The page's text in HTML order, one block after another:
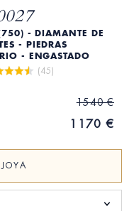
- DIAMANTE DE
- PIEDRAS
- ENGASTADO
(45)
1540 €
1170 €